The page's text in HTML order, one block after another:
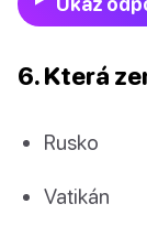
6. Která
Rusko
Vatikán